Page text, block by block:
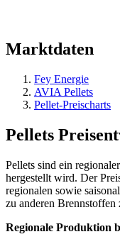
Marktdaten
Fey Energie
AVIA Pellets
Pellet-Preischarts
Pellets
Pellets sind ein
hergestellt wird. Der
regionalen sowie
zu anderen Brennstoffen
Regionale Produktion